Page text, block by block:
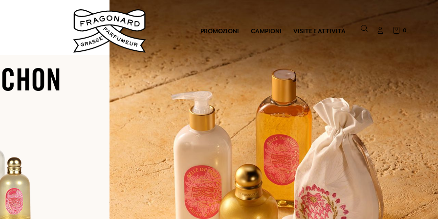
PROMOZIONI CAMPIONI VISITE E ATTIVITÀ 0